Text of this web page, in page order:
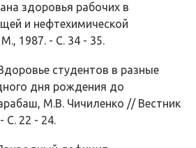
здоровья рабочих в
и неф­техимической
1987. - С. 34 - 35.
студентов в разные
дня рождения до
М.В. Чичиленко // Вестник
С. 22 - 24.